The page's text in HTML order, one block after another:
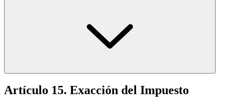
Artículo 15. Exacción del Impuesto